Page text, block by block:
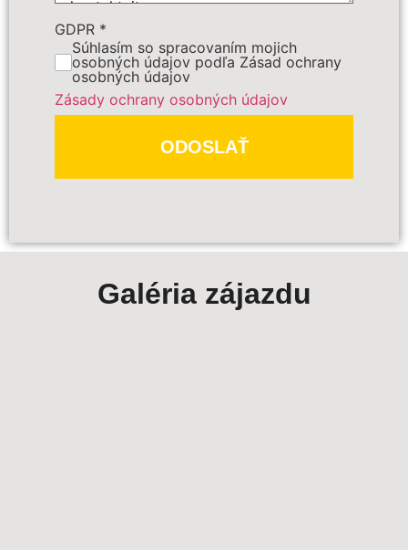
GDPR *
Súhlasím so spracovaním mojich
osobných údajov podľa Zásad ochrany
osobných údajov
Zásady ochrany osobných údajov
ODOSLAŤ
PREDBEŽNE OBJEDNAŤ
Polia označené*sú povinné
Galéria zájazdu